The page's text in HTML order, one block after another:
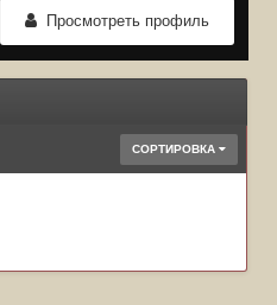
Просмотреть профиль
СОРТИРОВКА